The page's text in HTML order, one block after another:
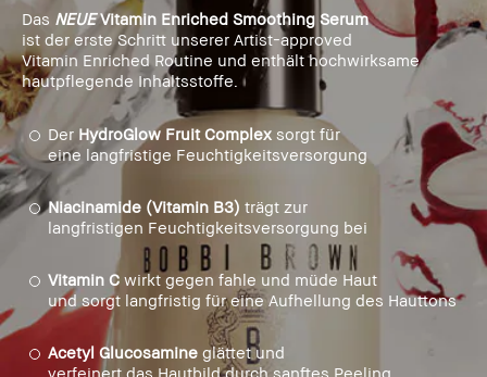
Das NEUEVitamin Enriched Smoothing Serum
ist der erste Schritt unserer Artist-approved
Vitamin Enriched Routine und enthält hochwirksame
hautpflegende Inhaltsstoffe.
Der HydroGlow Fruit Complex sorgt für
eine langfristige Feuchtigkeitsversorgung
Niacinamide (Vitamin B3) trägt zur
langfristigen Feuchtigkeitsversorgung bei
Vitamin C wirkt gegen fahle und müde Haut
und sorgt langfristig für eine Aufhellung des Hauttons
Acetyl Glucosamine glättet und
verfeinert das Hautbild durch sanftes Peeling